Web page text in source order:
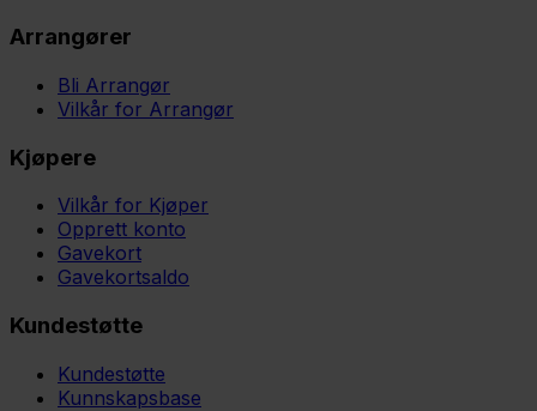
Arrangører
Bli Arrangør
Vilkår for Arrangør
Kjøpere
Vilkår for Kjøper
Opprett konto
Gavekort
Gavekortsaldo
Kundestøtte
Kundestøtte
Kunnskapsbase